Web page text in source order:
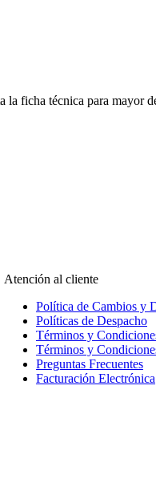
la ficha técnica para mayor
Atención al cliente
Política de Cambios y
Políticas de Despacho
Términos y
Términos y
Preguntas Frecuentes
Facturación Electrónica